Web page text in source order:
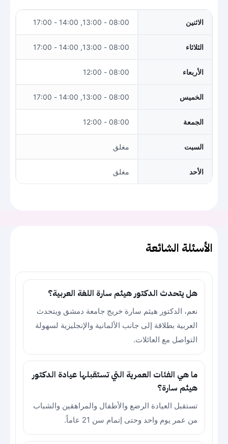
الاثنين 08:00 - 13:00, 14:00 - 17:00
الثلاثاء 08:00 - 13:00, 14:00 - 17:00
الأربعاء 08:00 - 12:00
الخميس 08:00 - 13:00, 14:00 - 17:00
الجمعة 08:00 - 12:00
السبت مغلق
الأحد مغلق
الأسئلة الشائعة
هل يتحدث الدكتور هيثم سارة اللغة العربية؟
نعم، الدكتور هيثم سارة خريج جامعة دمشق ويتحدث
العربية بطلاقة إلى جانب الألمانية والإنجليزية لسهولة
التواصل مع العائلات.
ما هي الفئات العمرية التي تستقبلها عيادة الدكتور
هيثم سارة؟
تستقبل العيادة الرضع والأطفال والمراهقين والشباب
من عمر يوم واحد وحتى إتمام سن 21 عاماً.